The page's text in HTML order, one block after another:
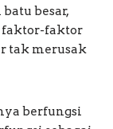
besar,
faktor-faktor
tak merusak
berfungsi